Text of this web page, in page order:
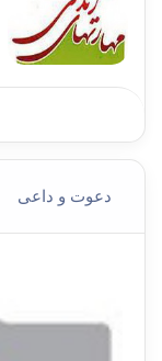
دعوت و داعی